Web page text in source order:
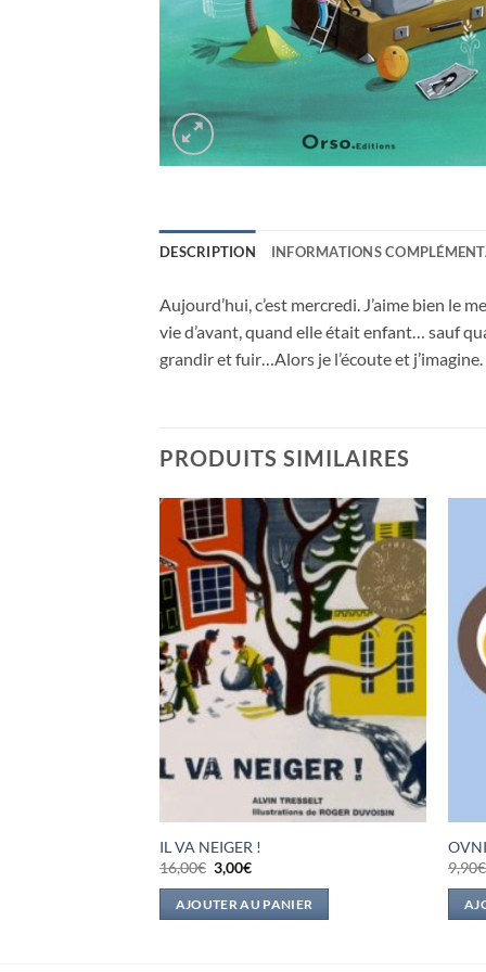
DESCRIPTION INFORMATIONS
Aujourd’hui, c’est mercredi. J’aime bien le
vie d’avant, quand elle était enfant… sauf
grandir et fuir…Alors je l’écoute et j’imagine.
PRODUITS SIMILAIRES
IL VA NEIGER !
16,00€ Le
initial
était :
3,00€Le
actuel
est :
AJOUTER AU PANIER
OVNI
9,90€